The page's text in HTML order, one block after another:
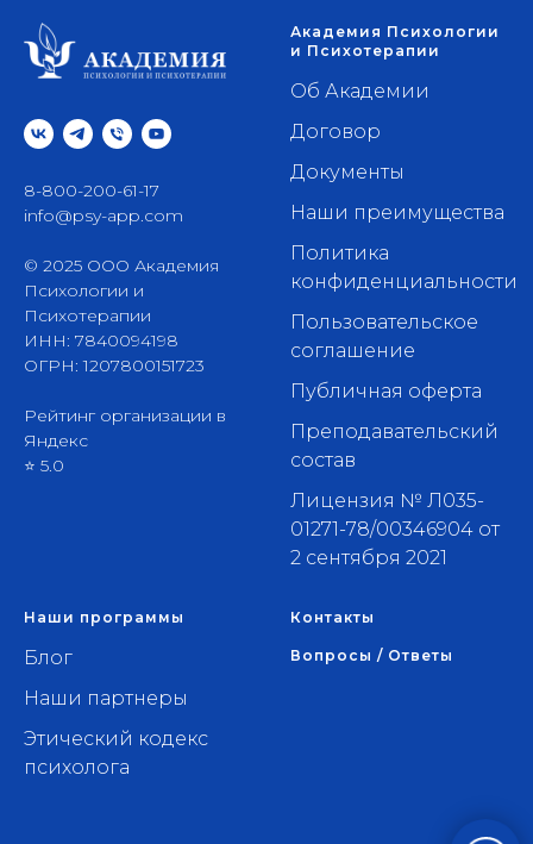
8-800-200-61-17
info@psy-app.com
© 2025 ООО Академия
Психологии и
Психотерапии
ИНН: 7840094198
ОГРН: 1207800151723
Рейтинг организации в
Яндекс
⭐ 5.0
Академия Психологии
и Психотерапии
Об Академии
Договор
Документы
Наши преимущества
Политика
конфиденциальности
Пользовательское
соглашение
Публичная оферта
Преподавательский
состав
Лицензия № Л035-
01271-78/00346904 от
2 сентября 2021
Наши программы
Блог
Наши партнеры
Этический кодекс
психолога
Контакты
Вопросы / Ответы